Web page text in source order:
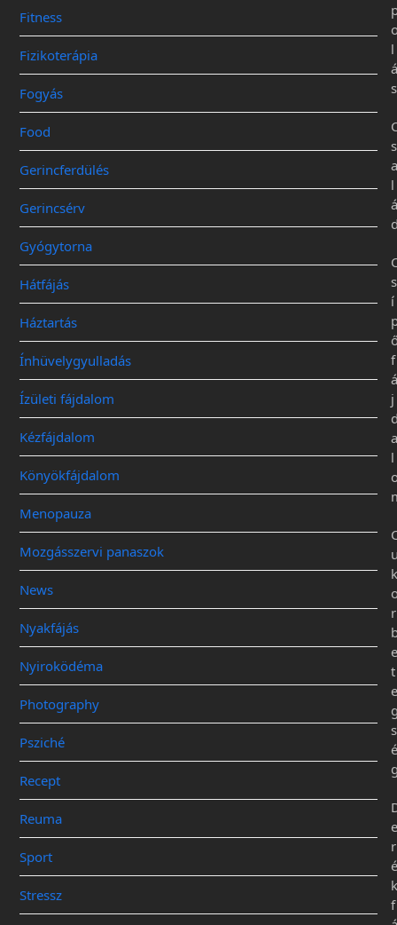
Fitness
Fizikoterápia
Fogyás
Food
Gerincferdülés
Gerincsérv
Gyógytorna
Hátfájás
Háztartás
Ínhüvelygyulladás
Ízületi fájdalom
Kézfájdalom
Könyökfájdalom
Menopauza
Mozgásszervi panaszok
News
Nyakfájás
Nyiroködéma
Photography
Psziché
Recept
Reuma
Sport
Stressz
l
á
s
s
a
l
á
s
í
f
á
j
a
l
k
r
e
t
e
s
é
e
r
é
k
f